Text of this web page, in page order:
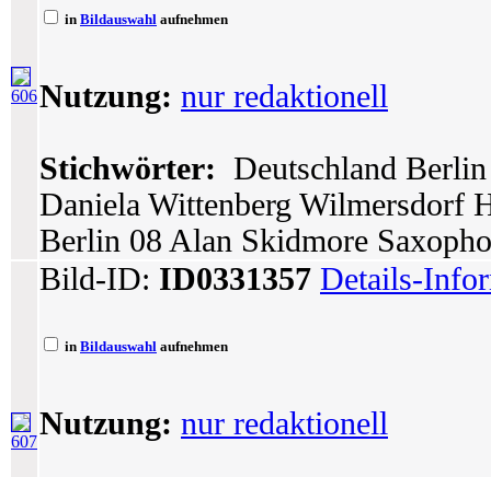
606
in Bildauswahl aufnehmen
Nutzung: nur redaktionell
Stichwörter: Deutschland
Daniela Wittenberg Wilmersdorf
Berlin 08 Alan Skidmore
607
Bild-ID: ID0331357 Details-
in Bildauswahl aufnehmen
Nutzung: nur redaktionell